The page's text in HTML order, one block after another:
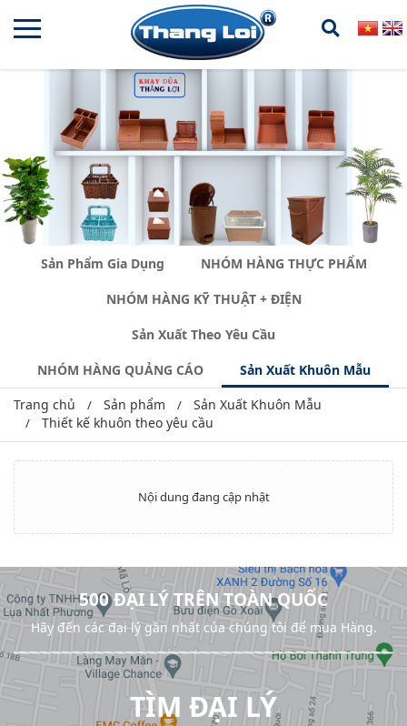
Sản Phẩm Gia Dụng NHÓM HÀNG THỰC PHẨM
NHÓM HÀNG KỸ THUẬT + ĐIỆN
Sản Xuất Theo Yêu Cầu
NHÓM HÀNG QUẢNG CÁO
Sản Xuất Khuôn Mẫu
Trang chủ
Sản phẩm
Sản Xuất Khuôn Mẫu
Thiết kế khuôn theo yêu cầu
Nội dung đang cập nhật
500 ĐẠI LÝ TRÊN TOÀN QUỐC
Hãy đến các đại lý gần nhất của chúng tôi để mua Hàng.
TÌM ĐẠI LÝ